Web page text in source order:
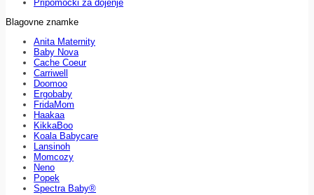
Pripomočki za dojenje
Blagovne znamke
Anita Maternity
Baby Nova
Cache Coeur
Carriwell
Doomoo
Ergobaby
FridaMom
Haakaa
KikkaBoo
Koala Babycare
Lansinoh
Momcozy
Neno
Popek
Spectra Baby®